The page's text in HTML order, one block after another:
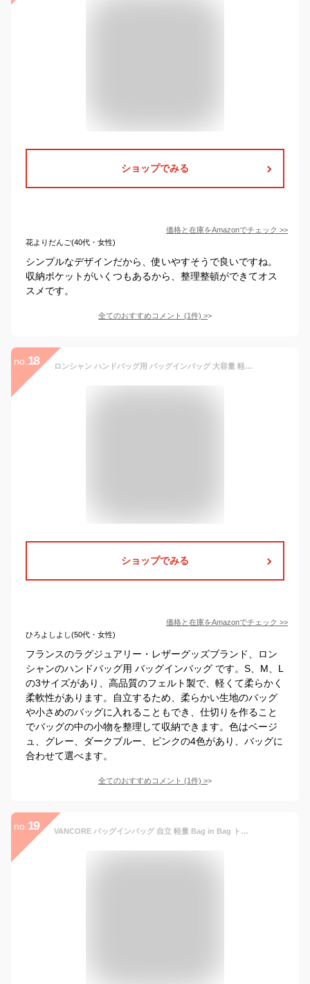
ショップでみる
価格と在庫をAmazonでチェック >>
花よりだんご(40代・女性)
シンプルなデザインだから、使いやすそうで良いですね。
収納ポケットがいくつもあるから、整理整頓ができてオス
スメです。
全てのおすすめコメント (1件) >
no. 18 ロンシャン ハンドバッグ用 バッグインバッグ 大容量 軽量 自立 フェルト バッグの中の仕切り レディース トートバッグ用対応 (ベージュ,S 21x17x13cm)
ショップでみる
価格と在庫をAmazonでチェック >>
ひろよしよし(50代・女性)
フランスのラグジュアリー・レザーグッズブランド、ロン
シャンのハンドバッグ用 バッグインバッグ です。S、M、L
の3サイズがあり、高品質のフェルト製で、軽くて柔らかく
柔軟性があります。自立するため、柔らかい生地のバッグ
や小さめのバッグに入れることもでき、仕切りを作ること
でバッグの中の小物を整理して収納できます。色はベージ
ュ、グレー、ダークブルー、ピンクの4色があり、バッグに
合わせて選べます。
全てのおすすめコメント (1件) >
no. 19 VANCORE バッグインバッグ 自立 軽量 Bag in Bag トート用 小さめ バッグの中 整理 整頓 カバンの中 仕切り 通勤 旅行